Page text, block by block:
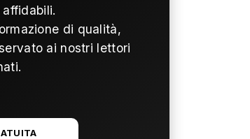
di qualità,
ai nostri lettori